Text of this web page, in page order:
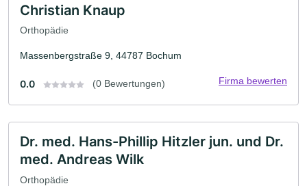
Christian Knaup
Orthopädie
Massenbergstraße 9, 44787 Bochum
0.0 (0 Bewertungen) Firma bewerten
Dr. med. Hans-Phillip Hitzler jun. und Dr.
med. Andreas Wilk
Orthopädie